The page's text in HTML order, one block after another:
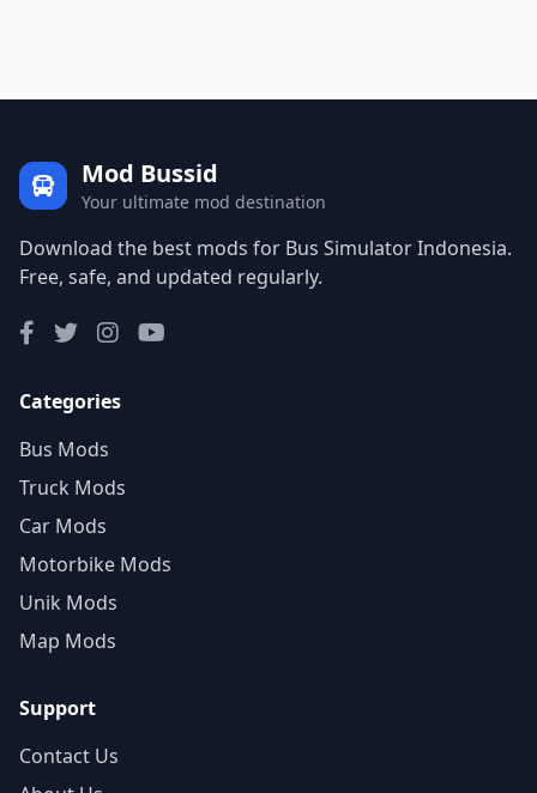
Mod Bussid
Your ultimate mod destination
Download the best mods for Bus Simulator Indonesia.
Free, safe, and updated regularly.
Categories
Bus Mods
Truck Mods
Car Mods
Motorbike Mods
Unik Mods
Map Mods
Support
Contact Us